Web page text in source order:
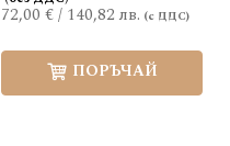
72,00 €/ 140,82 лв.
ПОРЪЧАЙ